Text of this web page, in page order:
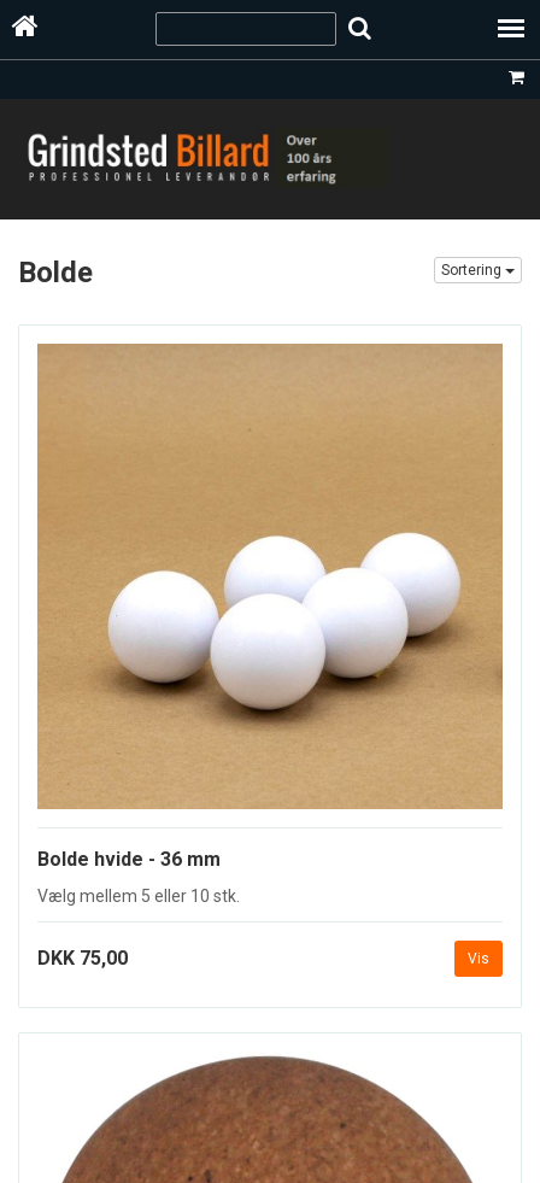
Bolde Sortering
Bolde hvide - 36 mm
Vælg mellem 5 eller 10 stk.
DKK 75,00 Vis